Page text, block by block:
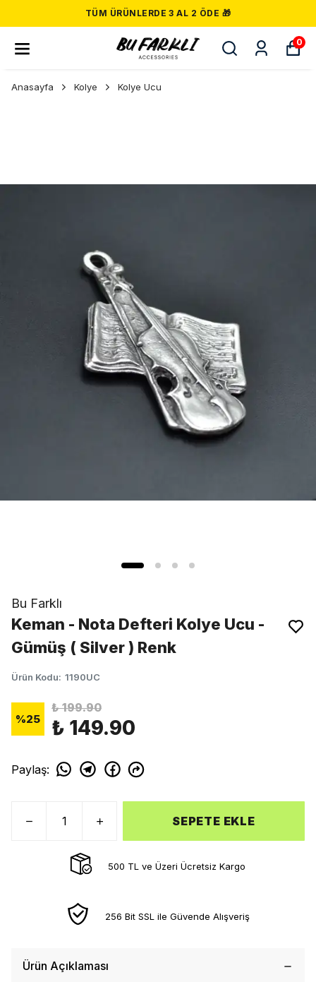
TÜM ÜRÜNLERDE 3 AL 2 ÖDE 🎁
0
Anasayfa Kolye Kolye Ucu
Bu Farklı
Keman - Nota Defteri Kolye Ucu -
Gümüş ( Silver ) Renk
Ürün Kodu: 1190UC
%25
₺ 199.90
₺ 149.90
Paylaş:
SEPETE EKLE
500 TL ve Üzeri Ücretsiz Kargo
256 Bit SSL ile Güvende Alışveriş
Ürün Açıklaması